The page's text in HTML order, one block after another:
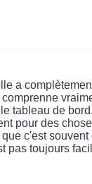
a
tableau de
pour des
c'est
toujours